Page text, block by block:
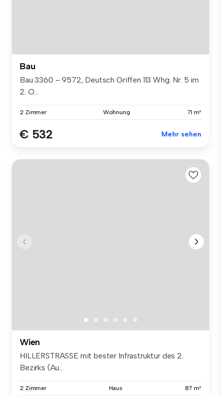
Bau
Bau 3360 – 9572, Deutsch Griffen 113 Whg. Nr. 5 im
2. O...
2 Zimmer Wohnung 71 m²
€ 532 Mehr sehen
Wien
HILLERSTRASSE mit bester Infrastruktur des 2.
Bezirks (Au...
2 Zimmer Haus 87 m²